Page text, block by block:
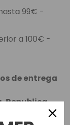
99€ -
a 100€ -
de entrega
Republica